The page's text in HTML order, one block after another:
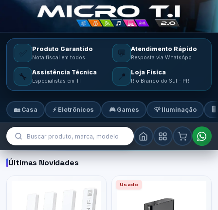
✅ Produto Garantido
Nota fiscal em todos 💬 Atendimento Rápido
Resposta via WhatsApp
🔧 Assistência Técnica
Especialistas em TI 📍 Loja Física
Rio Branco do Sul - PR
🏡 Casa ⚡ Eletrônicos 🎮 Games 💡 Iluminação 🖥️
MicroTi — Sua loja de
Últimas Novidades
Usado